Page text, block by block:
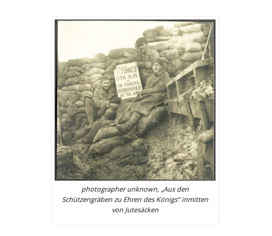
photographer unknown, „Aus den
Schützengräben zu Ehren des Königs“ inmitten
von Jutesäcken